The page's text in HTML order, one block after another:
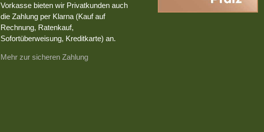
Vorkasse bieten wir Privatkunden auch
die Zahlung per Klarna (Kauf auf
Rechnung, Ratenkauf,
Sofortüberweisung, Kreditkarte) an.
Mehr zur sicheren Zahlung